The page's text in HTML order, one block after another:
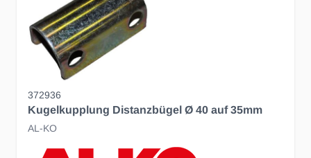
372936
Kugelkupplung Distanzbügel Ø 40 auf 35mm
AL-KO